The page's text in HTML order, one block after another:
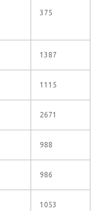
375
1387
1115
2671
988
986
1053